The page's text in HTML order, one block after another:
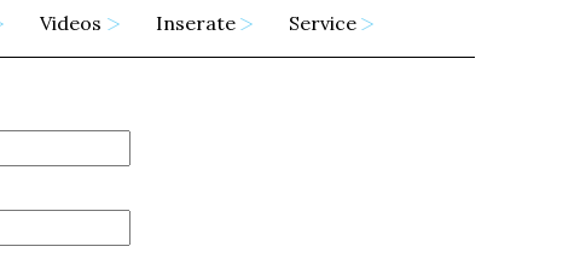
Videos Inserate Service